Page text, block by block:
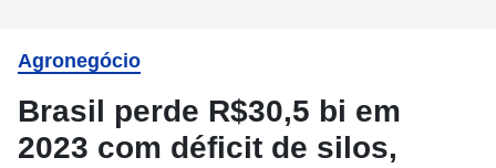
Agronegócio
Brasil perde R$30,5 bi em
2023 com déficit de silos,